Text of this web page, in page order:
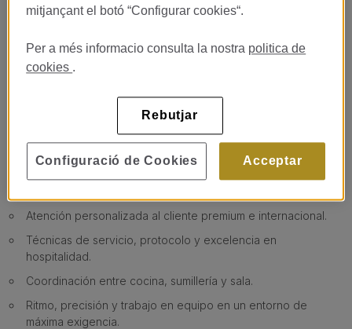
gastronómico de excelencia
mucho antes del primer plato.
La sala es elegancia, técnica, coordinación y atención absoluta
al detalle.
Durante tus prácticas podrás aprender:
Atención personalizada al cliente premium e internacional.
Técnicas de servicio, protocolo y excelencia en
hospitalidad.
Coordinación entre cocina, sumillería y sala.
Ritmo, precisión y trabajo en equipo en un entorno de
máxima exigencia.
mitjançant el botó “Configurar cookies“.
Per a més informacio consulta la nostra politica de
cookies .
Rebutjar
Acceptar
Configuració de Cookies